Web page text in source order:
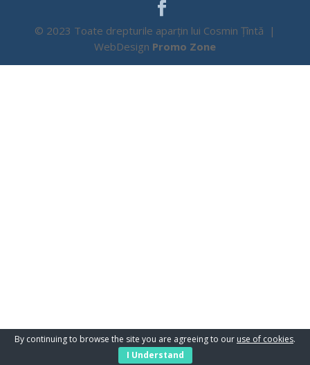
© 2023 Toate drepturile aparțin lui Cosmin Țîntă |
WebDesign Promo Zone
By continuing to browse the site you are agreeing to our use of cookies.
I Understand